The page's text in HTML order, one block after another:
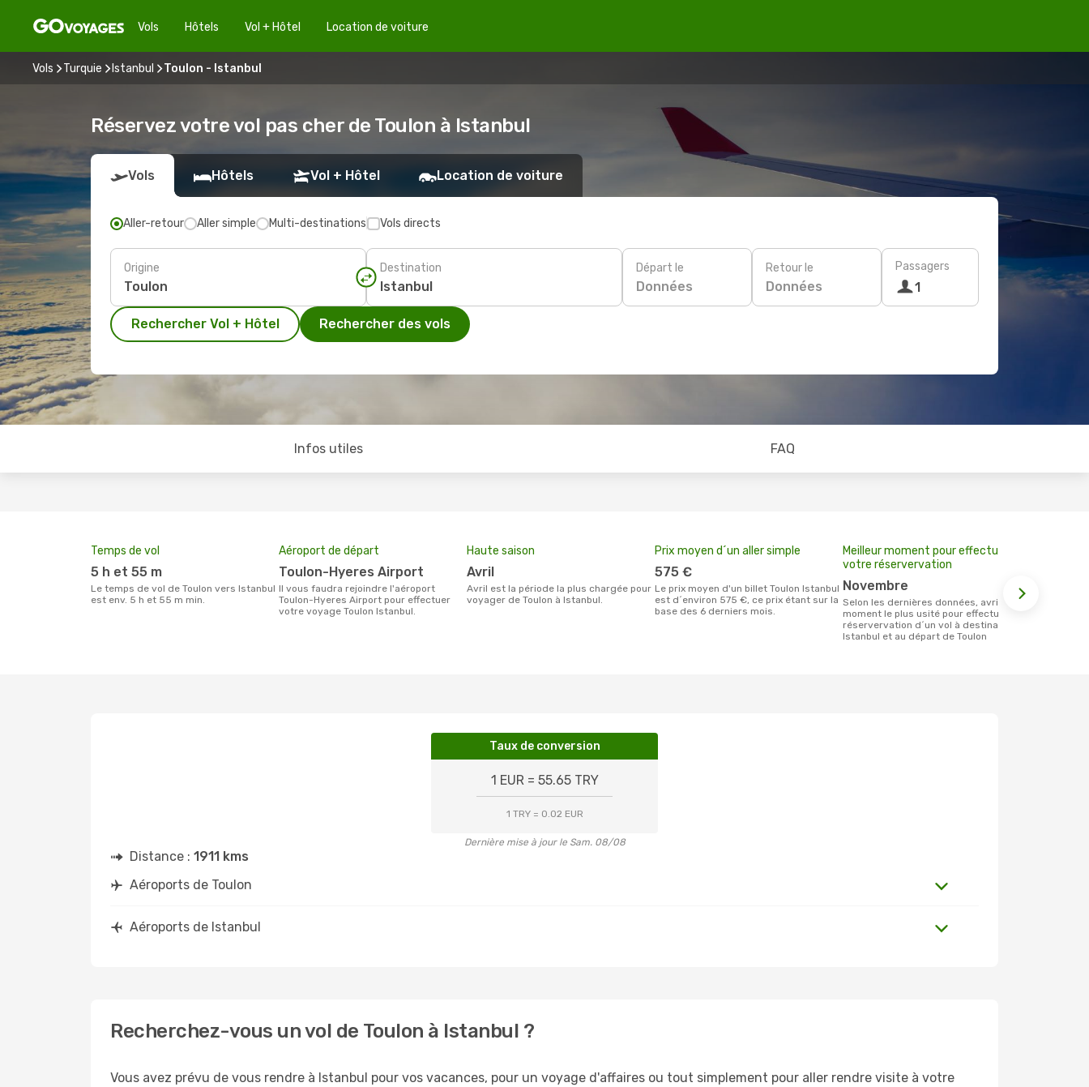
Vols Hôtels Vol + Hôtel Location de voiture
Vols Turquie Istanbul Toulon - Istanbul
Réservez votre vol pas cher de Toulon à Istanbul
Vols Hôtels Vol + Hôtel Location de voiture
Aller-retour Aller simple Multi-destinations Vols directs
Origine Destination Départ le
Données
Retour le
Données
Passagers
1
Rechercher Vol + Hôtel Rechercher des vols
Infos utiles FAQ
Temps de vol
5 h et 55 m
Le temps de vol de Toulon vers Istanbul
est env. 5 h et 55 m min.
Aéroport de départ
Toulon-Hyeres Airport
Il vous faudra rejoindre l'aéroport
Toulon-Hyeres Airport pour effectuer
votre voyage Toulon Istanbul.
Haute saison
avril
avril est la période la plus chargée pour
voyager de Toulon à Istanbul.
Prix moyen d´un aller simple
575 €
Le prix moyen d'un billet Toulon Istanbul
est d´environ 575 €, ce prix étant sur la
base des 6 derniers mois.
Meilleur moment pour effectuer
votre réservervation
novembre
Selon les dernières données, avril est le
moment le plus usité pour effectuer la
réservervation d´un vol à destination de
Istanbul et au départ de Toulon
Taux de conversion
1 EUR = 55.65 TRY
1 TRY = 0.02 EUR
Dernière mise à jour le Sam. 08/08
Distance : 1911 kms
Aéroports de Toulon
Aéroports de Istanbul
Recherchez-vous un vol de Toulon à Istanbul ?
Vous avez prévu de vous rendre à Istanbul pour vos vacances, pour un voyage d'affaires ou tout simplement pour aller rendre visite à votre